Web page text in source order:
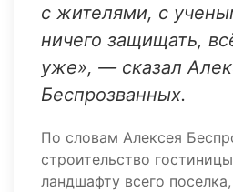
с жителями, с
ничего защищать,
уже», — сказал
Беспрозванных.
По словам Алексея
строительство
ландшафту всего